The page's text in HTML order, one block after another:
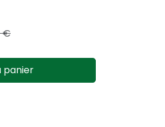
€
panier